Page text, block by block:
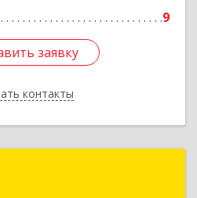
9
заявку
контакты
заявку
Назад